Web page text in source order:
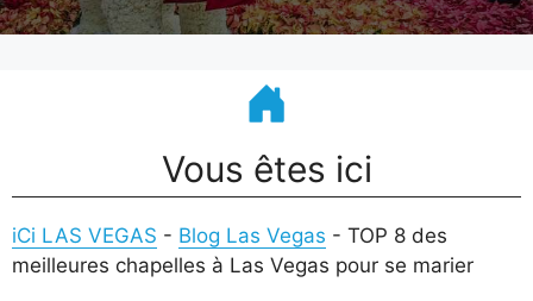
Vous êtes ici
iCi LAS VEGAS - Blog Las Vegas - TOP 8 des
meilleures chapelles à Las Vegas pour se marier